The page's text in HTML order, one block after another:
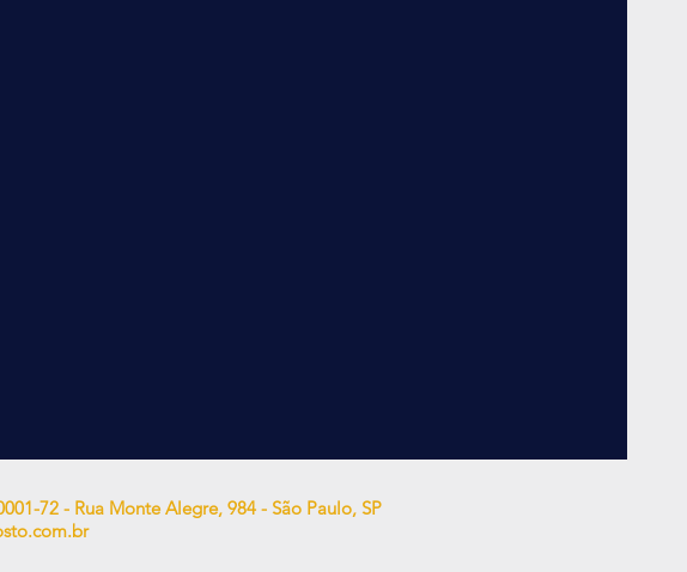
72 - Rua Monte Alegre, 984 - São Paulo, SP